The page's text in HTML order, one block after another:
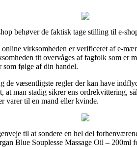
behøver de faktisk tage stilling til e-
virksomheden er verificeret af e-
tit overvåges af fagfolk som er
følge af din handel.
de væsentligste regler der kan have
man stadig sikrer ens ordrekvittering,
varer til en mand eller kvinde.
til at sondere en hel del
Blue Souplesse Massage Oil – 200ml